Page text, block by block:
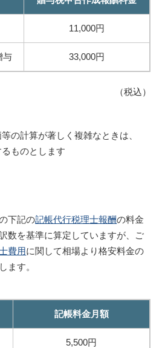
11,000円
与 33,000円
（税込）
の計算が著しく複雑なときは、
ものとします
下記の記帳代行税理士報酬の料金
数を基準に算定していますが、ご
費用に関して相場より格安料金の
ます。
記帳料金月額
5,500円